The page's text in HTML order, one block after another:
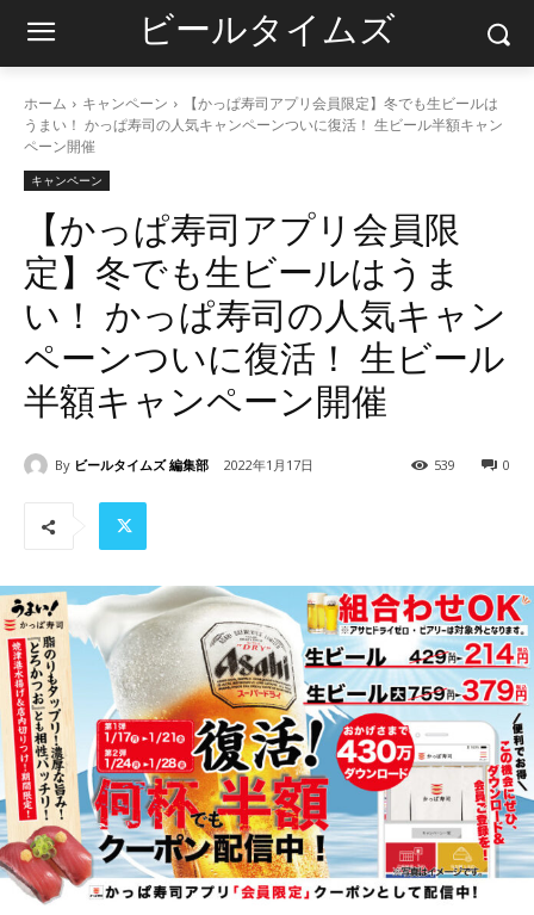
ビールタイムズ
ホーム キャンペーン
【かっぱ寿司アプリ会員限定】冬でも生ビールは
うまい！ かっぱ寿司の人気キャンペーンついに復活！ 生ビール半額キャン
ペーン開催
キャンペーン
【かっぱ寿司アプリ会員限
定】冬でも生ビールはうま
い！ かっぱ寿司の人気キャン
ペーンついに復活！ 生ビール
半額キャンペーン開催
By ビールタイムズ 編集部 2022年1月17日 0
539